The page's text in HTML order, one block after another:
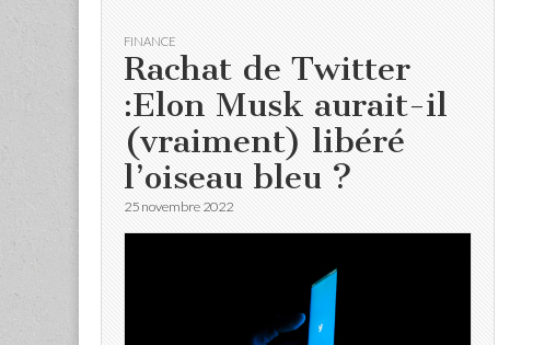
FINANCE
Rachat de Twitter
:Elon Musk aurait-il
(vraiment) libéré
l’oiseau bleu ?
25 novembre 2022